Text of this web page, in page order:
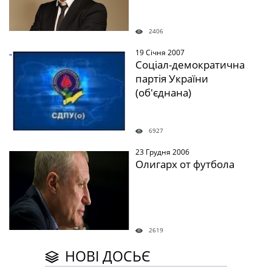
2406
" /> 19 Січня 2007
Соціал-демократична
партія України
(об'єднана)
6927
23 Грудня 2006
Олигарх от футбола
2619
НОВІ ДОСЬЄ